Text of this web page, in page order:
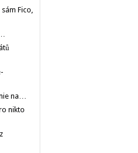
Fico,
na…
nikto